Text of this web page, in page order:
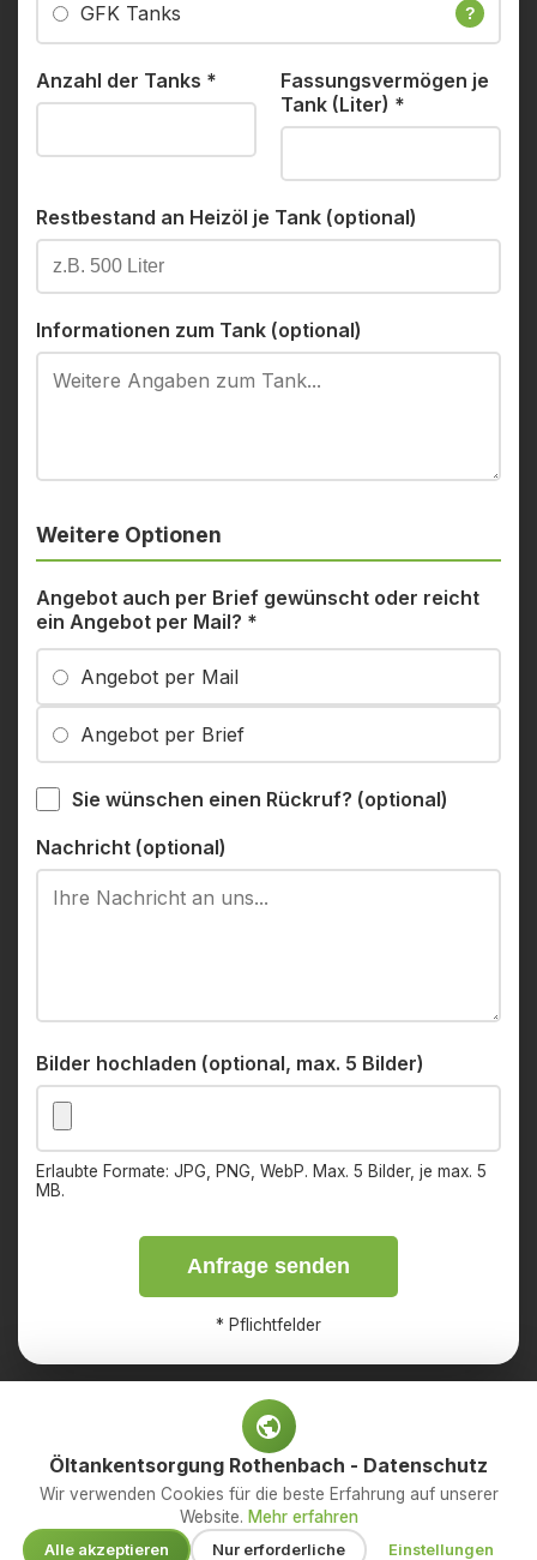
GFK Tanks ?
Anzahl der Tanks *
Fassungsvermögen je
Tank (Liter) *
Restbestand an Heizöl je Tank (optional)
Informationen zum Tank (optional)
Weitere Optionen
Angebot auch per Brief gewünscht oder reicht
ein Angebot per Mail? *
Angebot per Mail
Angebot per Brief
Sie wünschen einen Rückruf? (optional)
Nachricht (optional)
Bilder hochladen (optional, max. 5 Bilder)
Erlaubte Formate: JPG, PNG, WebP. Max. 5 Bilder, je max. 5
MB.
Anfrage senden
* Pflichtfelder
ImpressumDatenschutz
© 2026 OED Services GmbH – Ihr Fachbetrieb für
Öltankentsorgung. Alle Rechte vorbehalten.
Öltankentsorgung Rothenbach - Datenschutz
Wir verwenden Cookies für die beste Erfahrung auf unserer
Website. Mehr erfahren
Alle akzeptieren Nur erforderliche Einstellungen